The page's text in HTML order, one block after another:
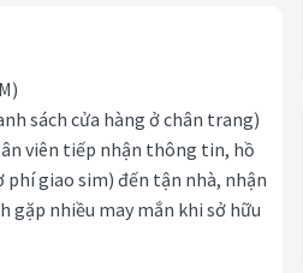
sách cửa hàng ở chân trang)
viên tiếp nhận thông tin, hồ
phí giao sim) đến tận nhà, nhận
gặp nhiều may mắn khi sở hữu